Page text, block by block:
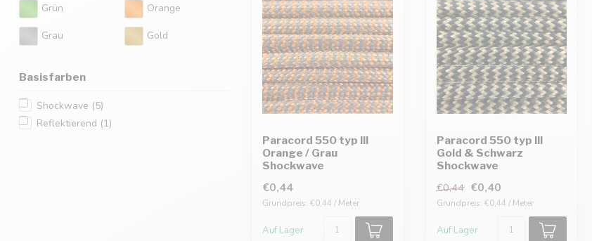
Grün Orange
Grau Gold
Basisfarben
Shockwave (5)
Reflektierend (1)
Paracord 550 typ III
Orange / Grau
Shockwave
€0,44
Grundpreis: €0,44 / Meter
Auf Lager
Paracord 550 typ III
Gold & Schwarz
Shockwave
€0,44 €0,40
Grundpreis: €0,44 / Meter
Auf Lager